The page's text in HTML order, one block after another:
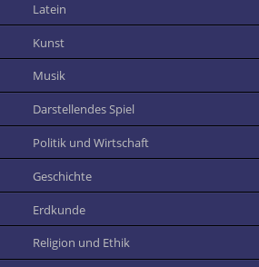
Latein
Kunst
Musik
Darstellendes Spiel
Politik und Wirtschaft
Geschichte
Erdkunde
Religion und Ethik